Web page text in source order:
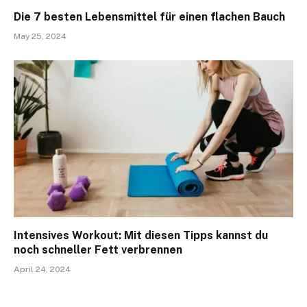
Die 7 besten Lebensmittel für einen flachen Bauch
May 25, 2024
Intensives Workout: Mit diesen Tipps kannst du
noch schneller Fett verbrennen
April 24, 2024